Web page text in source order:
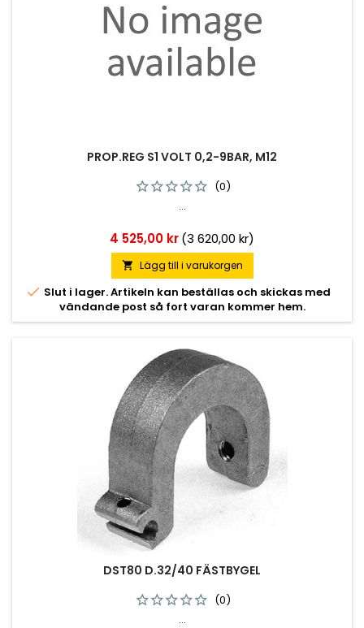
PROP.REG S1 VOLT 0,2-9BAR, M12
(0)
...
Pris
4 525,00 kr(3 620,00 kr)
 Lägg till i varukorgen
 Slut i lager. Artikeln kan beställas och skickas med
vändande post så fort varan kommer hem.
DST80 D.32/40 FÄSTBYGEL
(0)
...